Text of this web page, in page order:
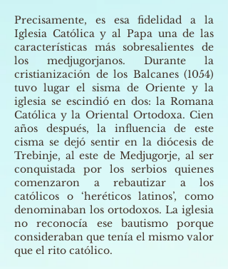
Precisamente, es esa fidelidad a la
Iglesia Católica y al Papa una de las
características más sobresalientes de
los medjugorjanos. Durante la
cristianización de los Balcanes (1054)
tuvo lugar el sisma de Oriente y la
iglesia se escindió en dos: la Romana
Católica y la Oriental Ortodoxa. Cien
años después, la influencia de este
cisma se dejó sentir en la diócesis de
Trebinje, al este de Medjugorje, al ser
conquistada por los serbios quienes
comenzaron a rebautizar a los
católicos o ‘heréticos latinos’, como
denominaban los ortodoxos. La iglesia
no reconocía ese bautismo porque
consideraban que tenía el mismo valor
que el rito católico.